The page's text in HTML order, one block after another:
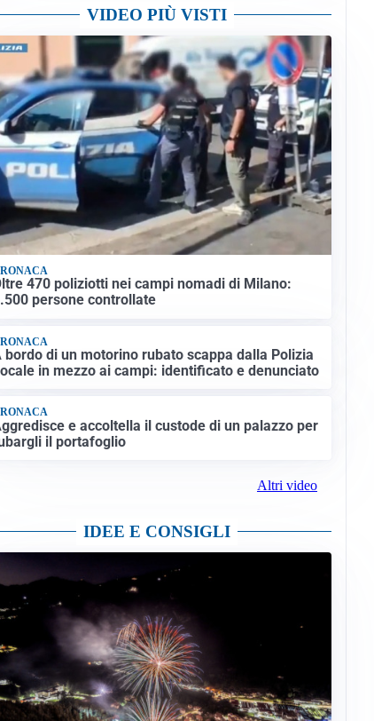
VIDEO PIÙ VISTI
470 poliziotti nei campi nomadi di Milano:
persone controllate
bordo di un motorino rubato scappa dalla Polizia
in mezzo ai campi: identificato e denunciato
e accoltella il custode di un palazzo per
il portafoglio
Altri video
IDEE E CONSIGLI